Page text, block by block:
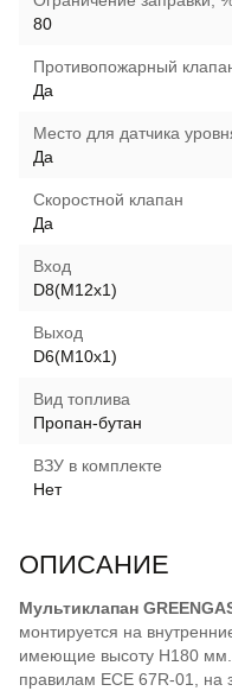
80
Противопожарный
Да
Место для датчика
Да
Скоростной клапан
Да
Вход
D8(M12x1)
Выход
D6(M10x1)
Вид топлива
Пропан-бутан
ВЗУ в комплекте
Нет
ОПИСАНИЕ
Мультиклапан
монтируется на
имеющие высоту H180 мм.
правилам ECE 67R-01,